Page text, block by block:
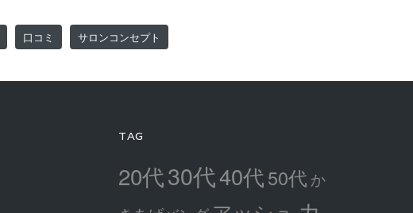
口コミ サロンコンセプト
TAG
20代30代40代50代 か